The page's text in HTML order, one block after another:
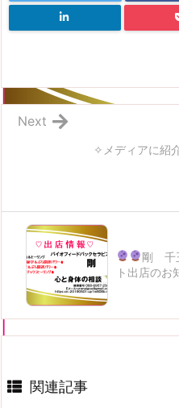
✧メディアに紹
Next
剛 千
ト出店の
関連記事